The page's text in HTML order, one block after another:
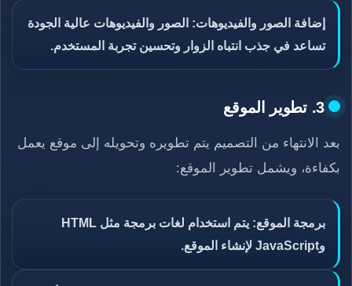
إضافة الصور والفيديوهات: الصور والفيديوهات عالية الجودة
تساعد في جذب انتباه الزوار وتحسين تجربة المستخدم.
3. تطوير الموقع
بعد الانتهاء من التصميم يتم تطويره وتحويله إلى موقع يعمل
بكفاءة، ويشمل تطوير الموقع:
برمجة الموقع: يتم استخدام لغات برمجة مثل HTML
وJavaScript لإنشاء الموقع.